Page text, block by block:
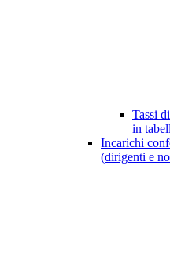
Tassi
in
Incarichi
(dirigenti e